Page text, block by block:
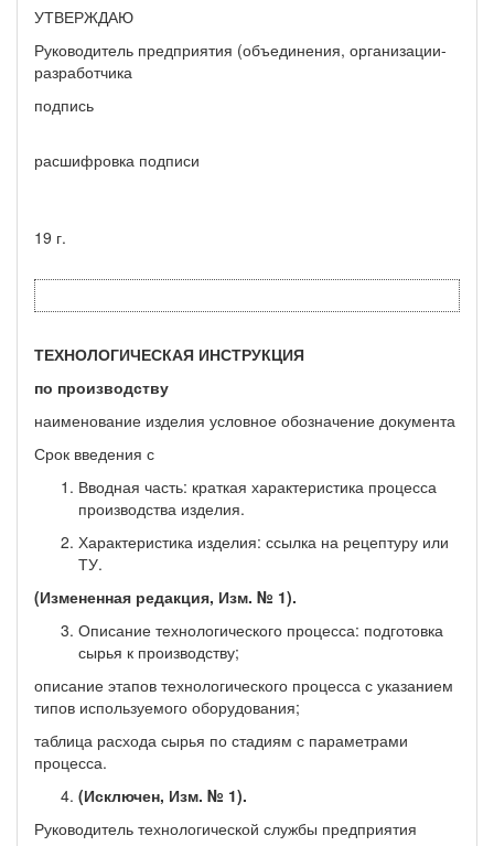
УТВЕРЖДАЮ
Руководитель предприятия (объединения, организации-
разра­ботчика
подпись
расшифровка подписи
19 г.
ТЕХНОЛОГИЧЕСКАЯ ИНСТРУКЦИЯ
по производству
наименование изделия условное обозначение документа
Срок введения с
Вводная часть: краткая характеристика процесса
производства изделия.
Характеристика изделия: ссылка на рецептуру или
ТУ.
(Измененная редакция, Изм. № 1).
Описание технологического процесса: подготовка
сырья к производству;
описание этапов технологического процесса с указанием
типов используемого оборудования;
таблица расхода сырья по стадиям с параметрами
процесса.
(Исключен, Изм. № 1).
Руководитель технологической службы предприятия